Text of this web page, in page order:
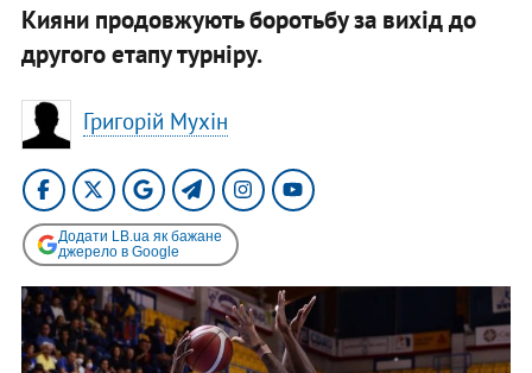
Кияни продовжують боротьбу за вихід до
другого етапу турніру.
Григорій Мухін
Додати LB.ua як бажане
джерело в Google